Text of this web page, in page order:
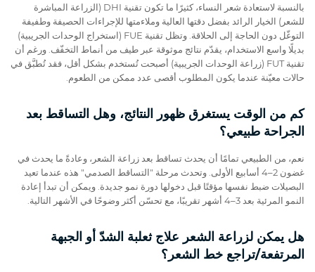
بالنسبة لاستعادة شعر النساء، كثيرًا ما تكون تقنية DHI (الزراعة المباشرة
للشعر) الخيار الرائد بفضل دقتها العالية وملاءمتها للإجراءات الحصيفة وطفيفة
التوغّل دون الحاجة إلى الحلاقة. وتظل تقنية FUE (استخراج الوحدات الجريبية)
بديلًا واسع الاستخدام، يقدّم نتائج موثوقة عبر طيف من أنماط التخفّف. ورغم أن
تقنية FUT (زراعة الوحدات الجريبية) أصبحت تُستخدم بشكل أقل، فقد تُطبَّق في
حالات معيّنة عندما يكون المطلوب أقصى عدد ممكن من الطعوم.
كم من الوقت يستغرق ظهور النتائج، وهل التساقط بعد
الجراحة طبيعي؟
نعم، من الطبيعي تمامًا أن يحدث تساقط بعد زراعة الشعر، وعادةً ما يحدث في
غضون 2–4 أسابيع الأولى. وتحدث مرحلة "التساقط الصدمي" هذه عندما تعيد
البصيلات ضبط نفسها مؤقتًا قبل دخولها دورة نمو جديدة. ويمكن أن تبدأ إعادة
النمو المرئية بعد 3–4 أشهر تقريبًا، مع تحسّن أكثر وضوحًا في الأشهر التالية.
هل يمكن لزراعة الشعر علاج ثعلبة الشدّ أو الجبهة
المرتفعة/تراجع خط الشعر؟